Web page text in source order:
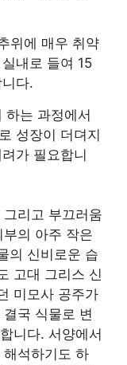
위에 매우 취약
내로 들여 15
다.
하는 과정에서
성장이 더뎌지
가 필요합니
리고 부끄러움
의 아주 작은
의 신비로운 습
고대 그리스 신
미모사 공주가
국 식물로 변
니다. 서양에서
석하기도 하